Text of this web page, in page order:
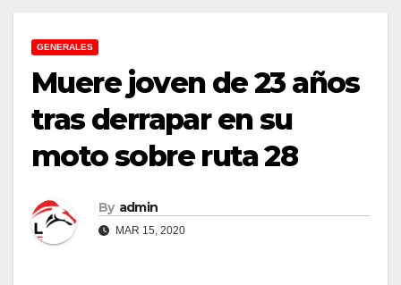
GENERALES
Muere joven de 23 años
tras derrapar en su
moto sobre ruta 28
By admin
MAR 15, 2020